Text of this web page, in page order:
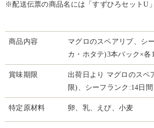
※配送伝票の商品名には「すずひろセットU
商品内容
マグロのスペアリブ、シ
カ・ホタテ)3本パック×各
賞味期限
出荷日より マグロのスペ
限)、シーフランク:14日間
特定原材料 卵、乳、えび、小麦